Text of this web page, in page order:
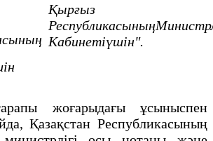
Қырғыз
Кабинетіүшін".
жоғарыдағы ұсыныспен
Қазақстан Республикасының